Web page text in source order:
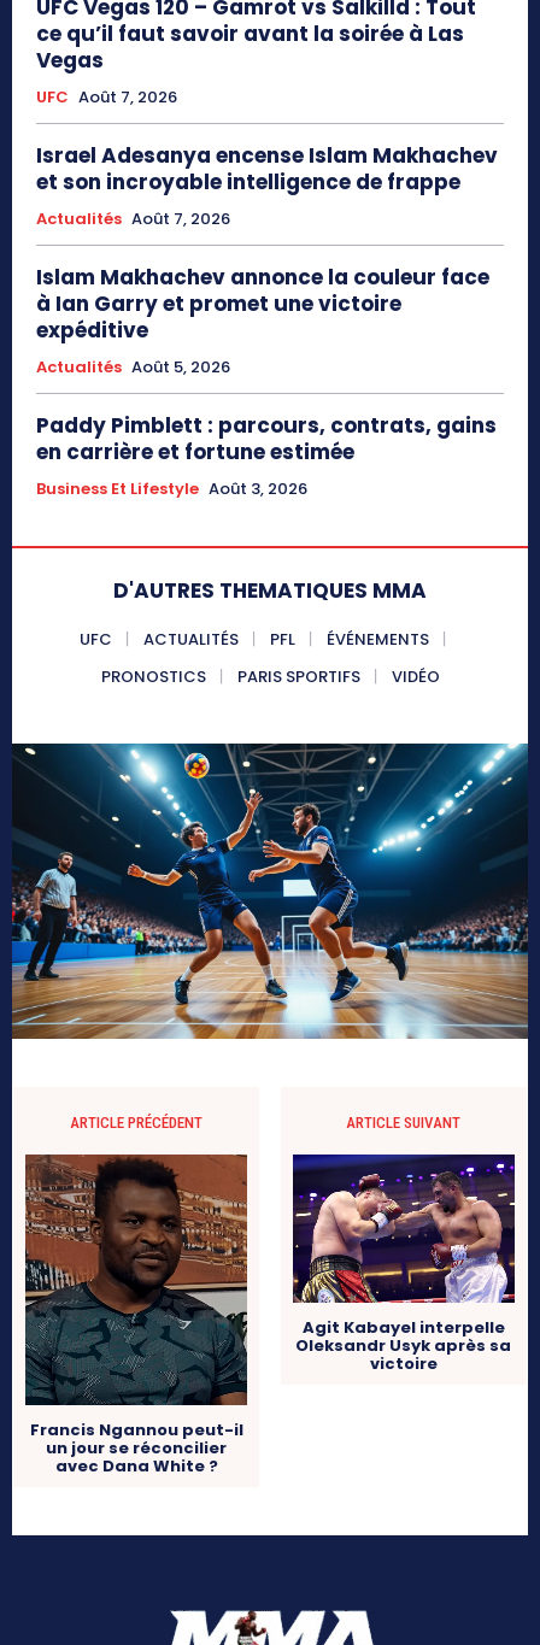
UFC Vegas 120 – Gamrot vs Salkilld : Tout
ce qu’il faut savoir avant la soirée à Las
Vegas
UFC Août 7, 2026
Israel Adesanya encense Islam Makhachev
et son incroyable intelligence de frappe
Actualités Août 7, 2026
Islam Makhachev annonce la couleur face
à Ian Garry et promet une victoire
expéditive
Actualités Août 5, 2026
Paddy Pimblett : parcours, contrats, gains
en carrière et fortune estimée
Business Et Lifestyle Août 3, 2026
D'AUTRES THEMATIQUES MMA
UFC ACTUALITÉS PFL
ÉVÉNEMENTS
PRONOSTICS
PARIS SPORTIFS VIDÉO
ARTICLE PRÉCÉDENT
Francis Ngannou peut-il
un jour se réconcilier
avec Dana White ?
ARTICLE SUIVANT
Agit Kabayel interpelle
Oleksandr Usyk après sa
victoire